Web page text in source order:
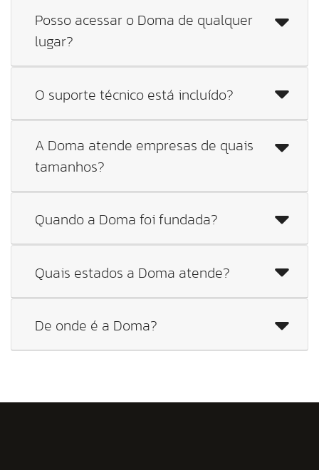
Posso acessar o Doma de qualquer
lugar?
O suporte técnico está incluído?
A Doma atende empresas de quais
tamanhos?
Quando a Doma foi fundada?
Quais estados a Doma atende?
De onde é a Doma?